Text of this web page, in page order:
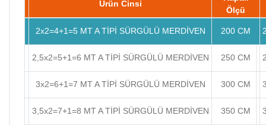
Ürün Cinsi
Ölçü
2x2=4+1=5 MT A TİPİ SÜRGÜLÜ MERDİVEN 200 CM
2,5x2=5+1=6 MT A TİPİ SÜRGÜLÜ MERDİVEN 250 CM
3x2=6+1=7 MT A TİPİ SÜRGÜLÜ MERDİVEN 300 CM
3,5x2=7+1=8 MT A TİPİ SÜRGÜLÜ MERDİVEN 350 CM